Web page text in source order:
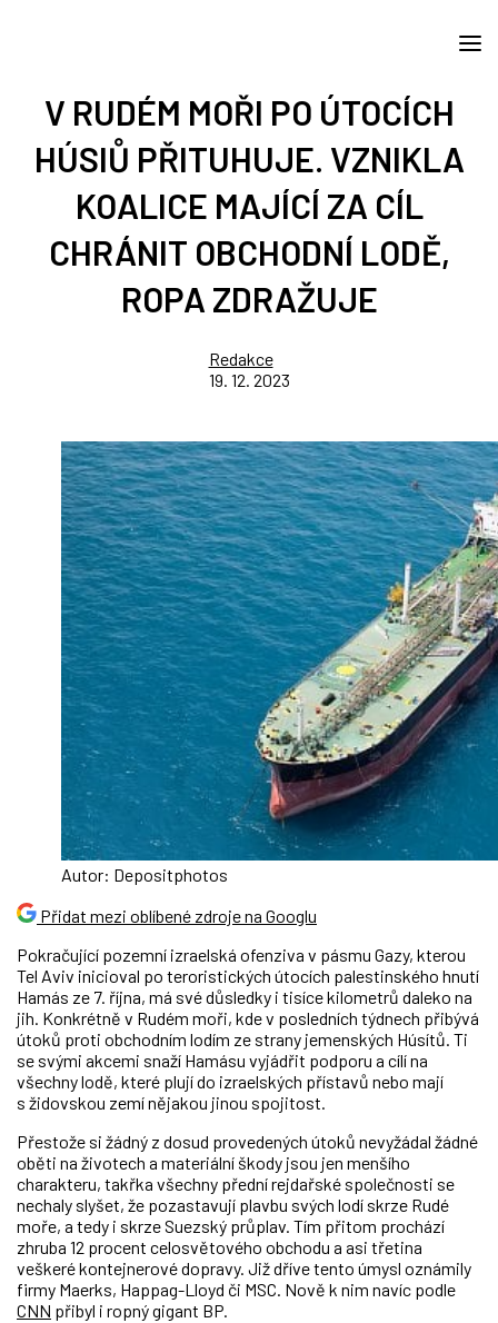
V RUDÉM MOŘI PO ÚTOCÍCH
HÚSIŮ PŘITUHUJE. VZNIKLA
KOALICE MAJÍCÍ ZA CÍL
CHRÁNIT OBCHODNÍ LODĚ,
ROPA ZDRAŽUJE
Redakce
19. 12. 2023
Autor: Depositphotos
Přidat mezi oblíbené zdroje na Googlu
Pokračující pozemní izraelská ofenziva v pásmu Gazy, kterou
Tel Aviv inicioval po teroristických útocích palestinského hnutí
Hamás ze 7. října, má své důsledky i tisíce kilometrů daleko na
jih. Konkrétně v Rudém moři, kde v posledních týdnech přibývá
útoků proti obchodním lodím ze strany jemenských Húsítů. Ti
se svými akcemi snaží Hamásu vyjádřit podporu a cílí na
všechny lodě, které plují do izraelských přístavů nebo mají
s židovskou zemí nějakou jinou spojitost.
Přestože si žádný z dosud provedených útoků nevyžádal žádné
oběti na životech a materiální škody jsou jen menšího
charakteru, takřka všechny přední rejdařské společnosti se
nechaly slyšet, že pozastavují plavbu svých lodí skrze Rudé
moře, a tedy i skrze Suezský průplav. Tím přitom prochází
zhruba 12 procent celosvětového obchodu a asi třetina
veškeré kontejnerové dopravy. Již dříve tento úmysl oznámily
firmy Maerks, Happag-Lloyd či MSC. Nově k nim navíc podle
CNN přibyl i ropný gigant BP.